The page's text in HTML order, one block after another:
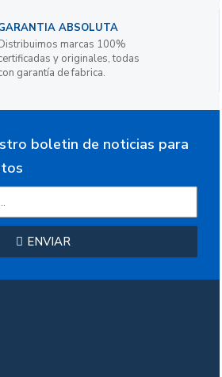
ABSOLUTA
marcas 100%
y originales, todas
garantía de fabrica.
boletin de noticias para
ENVIAR